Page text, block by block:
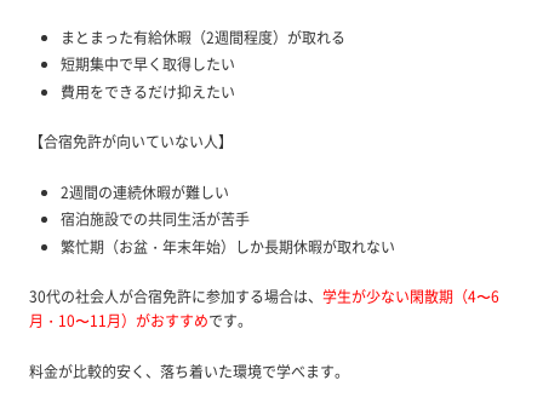
まとまった有給休暇（2週間程度）が取れる
短期集中で早く取得したい
費用をできるだけ抑えたい
【合宿免許が向いていない人】
2週間の連続休暇が難しい
宿泊施設での共同生活が苦手
繁忙期（お盆・年末年始）しか長期休暇が取れない
30代の社会人が合宿免許に参加する場合は、 学生が少ない閑散期（4〜6
月・10〜11月）がおすすめです。
料金が比較的安く、落ち着いた環境で学べます。